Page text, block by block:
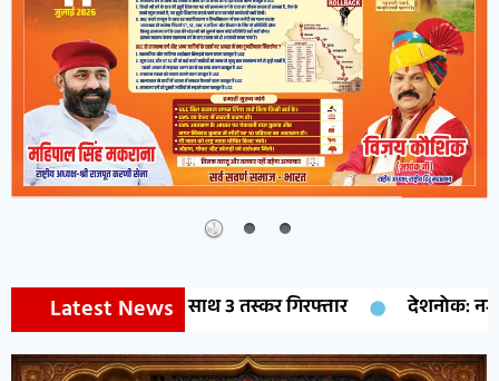
Latest News
साथ 3 तस्कर गिरफ्तार देशनोक: नगर पालिका EO ने किया